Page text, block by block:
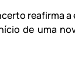
reafirma
de uma